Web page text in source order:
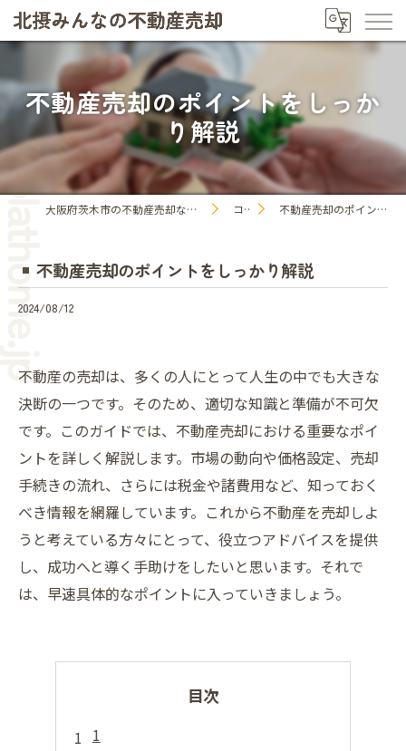
不動産売却のポイントをしっか
り解説
大阪府茨木市の不動産売却なら株式会社プラットホーム コラム 不動産売却のポイントをしっかり解説
不動産売却のポイントをしっかり解説
2024/08/12
不動産の売却は、多くの人にとって人生の中でも大きな
決断の一つです。そのため、適切な知識と準備が不可欠
です。このガイドでは、不動産売却における重要なポイ
ントを詳しく解説します。市場の動向や価格設定、売却
手続きの流れ、さらには税金や諸費用など、知っておく
べき情報を網羅しています。これから不動産を売却しよ
うと考えている方々にとって、役立つアドバイスを提供
し、成功へと導く手助けをしたいと思います。それで
は、早速具体的なポイントに入っていきましょう。
目次
1